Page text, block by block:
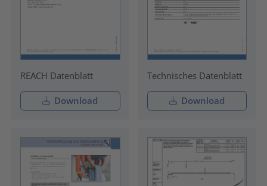
REACH Datenblatt
Download
Technisches Datenblatt
Download